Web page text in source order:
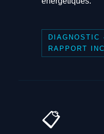
DIAGNOSTIC
RAPPORT
📋